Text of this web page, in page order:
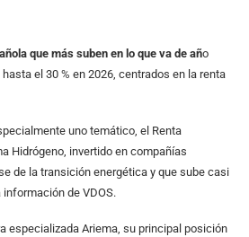
que más suben en lo que va de año
el 30 % en 2026, centrados en la renta
uno temático, el Renta
Hidrógeno, invertido en compañías
de la transición energética y que sube casi
información de VDOS.
especializada Ariema, su principal posición